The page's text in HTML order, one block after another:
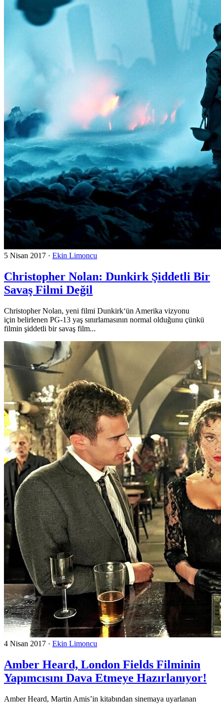
5 Nisan 2017 · Ekin Limoncu
Christopher Nolan: Dunkirk Şiddetli Bir
Savaş Filmi Değil
Christopher Nolan, yeni filmi Dunkirk‘ün Amerika vizyonu
için belirlenen PG-13 yaş sınırlamasının normal olduğunu çünkü
filmin şiddetli bir savaş film...
4 Nisan 2017 · Ekin Limoncu
Amber Heard, London Fields Filminin
Yapımcısını Dava Etmeye Hazırlanıyor!
Amber Heard, Martin Amis’in kitabından sinemaya uyarlanan